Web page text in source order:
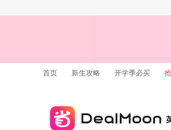
首页 新生攻略 开学季必买